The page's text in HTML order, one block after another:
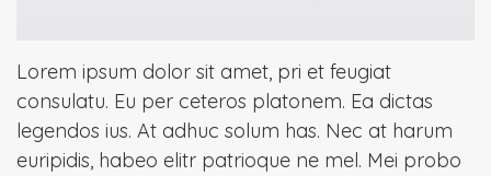
Lorem ipsum dolor sit amet, pri et feugiat
consulatu. Eu per ceteros platonem. Ea dictas
legendos ius. At adhuc solum has. Nec at harum
euripidis, habeo elitr patrioque ne mel. Mei probo